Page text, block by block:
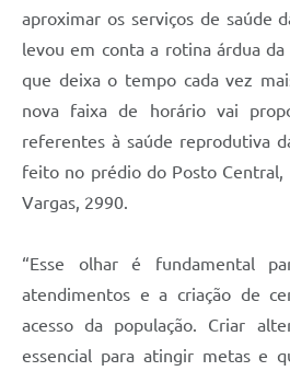
Galeria de Vídeos
Contas Públicas
Links
Telefones Úteis
aproximar os serviços de saúde
levou em conta a rotina árdua da
que deixa o tempo cada vez
nova faixa de horário vai
referentes à saúde reprodutiva
feito no prédio do Posto Central,
Vargas, 2990.
“Esse olhar é fundamental
atendimentos e a criação de
acesso da população. Criar
essencial para atingir metas e